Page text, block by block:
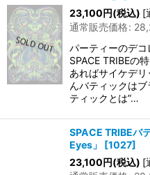
23,100 円(税込) [
通常販売価格:
パーティーのデ
SPACE TRIBEの
あればサイケデ
んバティックは
ティックとは”…
SPACE TRIBEバ
Eyes」
[1027]
23,100 円(税込) [